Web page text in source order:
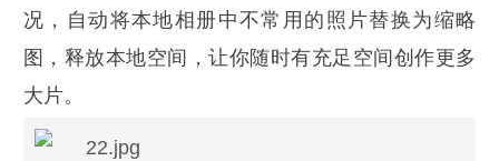
况，自动将本地相册中不常用的照片替换为缩略
图，释放本地空间，让你随时有充足空间创作更多
大片。